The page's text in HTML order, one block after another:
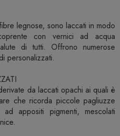
legnose, sono laccati in modo
con vernici ad acqua
di tutti. Offrono numerose
personalizzati.
da laccati opachi ai quali è
che ricorda piccole pagliuzze
appositi pigmenti, mescolati